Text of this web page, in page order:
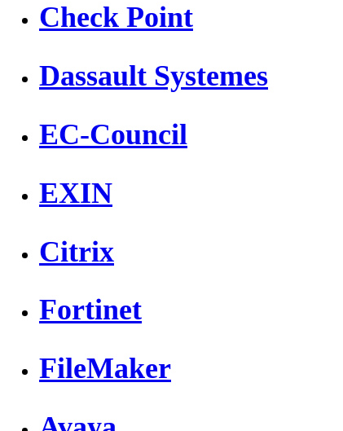
Check Point
Dassault Systemes
EC-Council
EXIN
Citrix
Fortinet
FileMaker